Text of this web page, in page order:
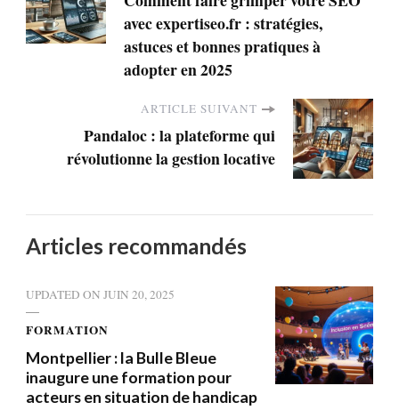
avec expertiseo.fr : stratégies,
astuces et bonnes pratiques à
adopter en 2025
ARTICLE SUIVANT
Pandaloc : la plateforme qui
révolutionne la gestion locative
Articles recommandés
UPDATED ON JUIN 20, 2025
FORMATION
Montpellier : la Bulle Bleue
inaugure une formation pour
acteurs en situation de handicap